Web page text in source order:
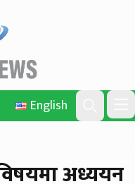
English
Search
अध्ययन